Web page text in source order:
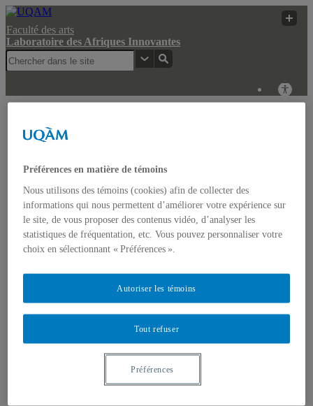
Faculté des arts
Laboratoire des Afriques Innovantes
Actualités
Colloque: REGARDS COMPARATISTES SUR LES
IMAGINAIRES NON-DOMINANTS EN AFRIQUE ET
DANS LES AMÉRIQUES
Accueil
Bulletin Bandung Spirit
Qui sommes-nous ?
Membres de l’UQÀM
Monia Abdallah
Jean-Jacques Bogui
Bonnie Campbell
Préférences en matière de témoins
Nous utilisons des témoins (cookies) afin de collecter des
informations qui nous permettent d’améliorer votre expérience sur
le site, de vous proposer des contenus vidéo, d’analyser les
statistiques de fréquentation, etc. Vous pouvez personnaliser votre
choix en sélectionnant « Préférences ».
Tout refuser
Autoriser les témoins
Préférences